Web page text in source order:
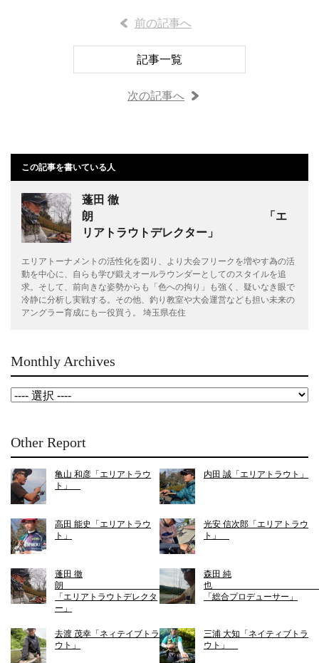
前の記事へ
記事一覧
次の記事へ
この記事を書いている人
蓬田 徹
朗 「エ
リアトラウトデレクター」
エリアトーナメントの活性化を図り、より大会フリークを増やす為の活
動を中心に、自らも学び鍛えオールラウンダーとしてのスタイルを追
求。そして、前向きな姿勢からも「色への拘り」も強く、疑いなき眼で
冷静に分析し実戦する。その他、釣り教室や大会運営なども担い未来の
アングラー育成にも一役買う。 埼玉県在住
Monthly Archives
Other Report
亀山 和彦「エリアトラウ
ト」
内田 誠「エリアトラウト」
高田 能史「エリアトラウ
ト」
光安 信次郎「エリアトラウ
ト」
蓬田 徹
朗
「エリアトラウトデレクタ
ー」
森田 純
「総合プロデューサー」
去渡 茂幸「ネィテイブトラ
ウト」
三浦 大知「ネイティブトラ
ウト」